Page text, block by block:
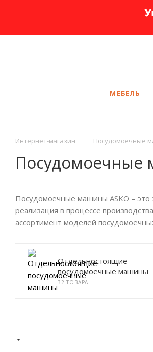
МЕБЕЛЬ
Интернет-магазин — Посудомоечные
Посудомоечные
Отдельностоящие
посудомоечные машины
32 ТОВАРА
Посудомоечные машины ASKO – это
реализация в процессе
ассортимент моделей